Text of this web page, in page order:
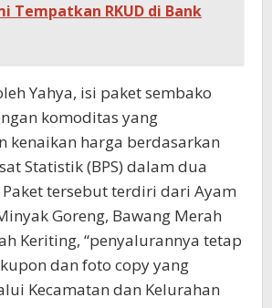
Tempatkan RKUD di Bank
Yahya, isi paket sembako
komoditas yang
kenaikan harga berdasarkan
Statistik (BPS) dalam dua
tersebut terdiri dari Ayam
Goreng, Bawang Merah
Keriting, “penyalurannya tetap
dan foto copy yang
Kecamatan dan Kelurahan